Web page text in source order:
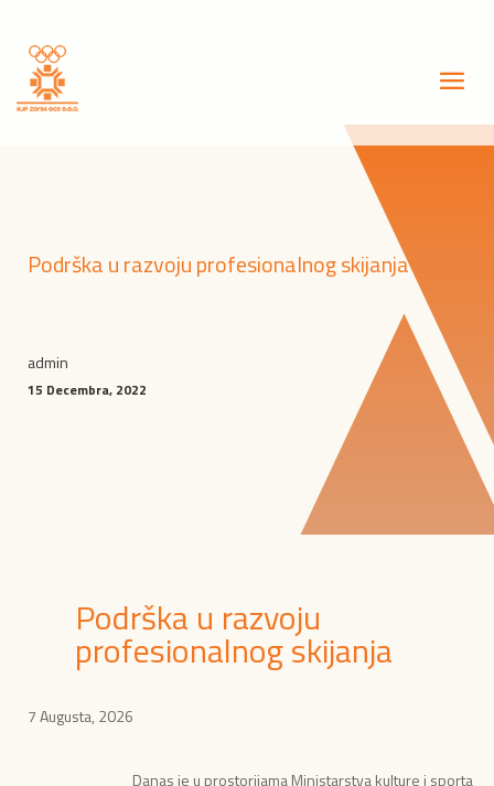
Podrška u razvoju profesionalnog skijanja
admin
15 Decembra, 2022
Podrška u razvoju
profesionalnog skijanja
7 Augusta, 2026
Danas je u prostorijama Ministarstva kulture i sporta